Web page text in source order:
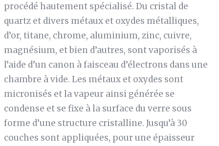
procédé hautement spécialisé. Du cristal de
quartz et divers métaux et oxydes métalliques,
d’or, titane, chrome, aluminium, zinc, cuivre,
magnésium, et bien d’autres, sont vaporisés à
l’aide d’un canon à faisceau d’électrons dans une
chambre à vide. Les métaux et oxydes sont
micronisés et la vapeur ainsi générée se
condense et se fixe à la surface du verre sous
forme d’une structure cristalline. Jusqu’à 30
couches sont appliquées, pour une épaisseur